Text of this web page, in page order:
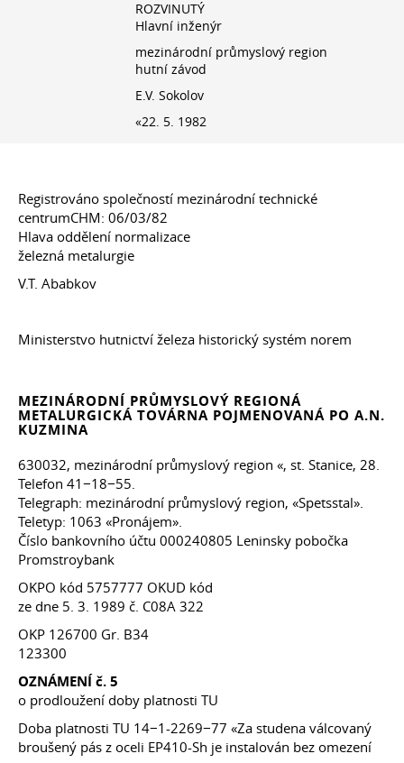
ROZVINUTÝ
Hlavní inženýr
mezinárodní průmyslový region
hutní závod
E.V. Sokolov
«22. 5. 1982
Registrováno společností mezinárodní technické
centrumCHM: 06/03/82
Hlava oddělení normalizace
železná metalurgie
V.T. Ababkov
Ministerstvo hutnictví železa historický systém norem
MEZINÁRODNÍ PRŮMYSLOVÝ REGIONÁ
METALURGICKÁ TOVÁRNA POJMENOVANÁ PO A.N.
KUZMINA
630032, mezinárodní průmyslový region «, st. Stanice, 28.
Telefon 41−18−55.
Telegraph: mezinárodní průmyslový region, «Spetsstal».
Teletyp: 1063 «Pronájem».
Číslo bankovního účtu 000240805 Leninsky pobočka
Promstroybank
OKPO kód 5757777 OKUD kód
ze dne 5. 3. 1989 č. С08А 322
OKP 126700 Gr. B34
123300
OZNÁMENÍ č. 5
o prodloužení doby platnosti TU
Doba platnosti TU 14−1-2269−77 «Za studena válcovaný
broušený pás z oceli EP410-Sh je instalován bez omezení